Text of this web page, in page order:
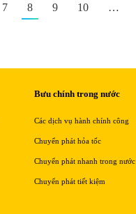
7 8 9 10 …
Bưu chính trong nước
Các dịch vụ hành chính công
Chuyển phát hỏa tốc
Chuyển phát nhanh trong nước
Chuyển phát tiết kiệm